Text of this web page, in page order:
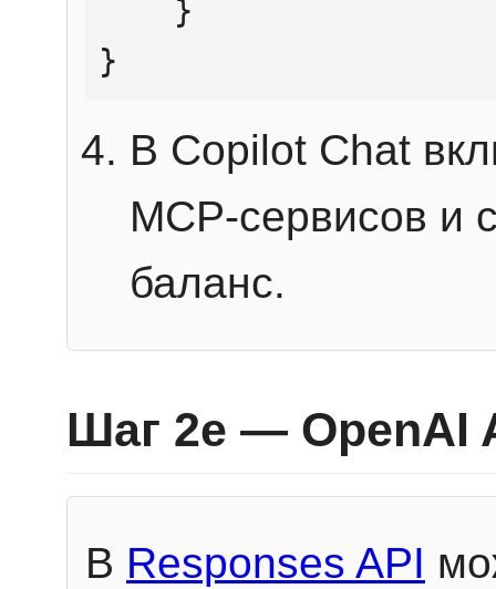
}
В Copilot Chat
MCP-сервисов и
баланс.
Шаг 2e — OpenAI
В Responses API